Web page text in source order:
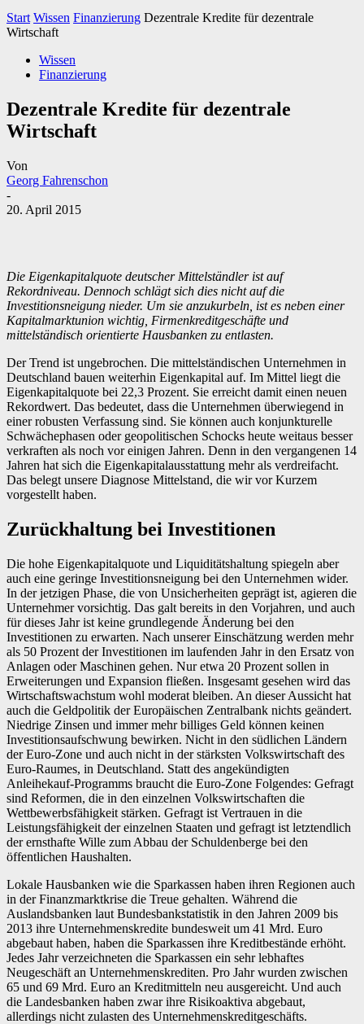
Start Wissen Finanzierung Dezentrale Kredite für dezentrale
Wirtschaft
Wissen
Finanzierung
Dezentrale Kredite für dezentrale
Wirtschaft
Von
Georg Fahrenschon
-
20. April 2015
Die Eigenkapitalquote deutscher Mittelständler ist auf
Rekordniveau. Dennoch schlägt sich dies nicht auf die
Investitionsneigung nieder. Um sie anzukurbeln, ist es neben einer
Kapitalmarktunion wichtig, Firmenkreditgeschäfte und
mittelständisch orientierte Hausbanken zu entlasten.
Der Trend ist ungebrochen. Die mittelständischen Unternehmen in
Deutschland bauen weiterhin Eigenkapital auf. Im Mittel liegt die
Eigenkapitalquote bei 22,3 Prozent. Sie erreicht damit einen neuen
Rekordwert. Das bedeutet, dass die Unternehmen überwiegend in
einer robusten Verfassung sind. Sie können auch konjunkturelle
Schwächephasen oder geopolitischen Schocks heute weitaus besser
verkraften als noch vor einigen Jahren. Denn in den vergangenen 14
Jahren hat sich die Eigenkapitalausstattung mehr als verdreifacht.
Das belegt unsere Diagnose Mittelstand, die wir vor Kurzem
vorgestellt haben.
Zurückhaltung bei Investitionen
Die hohe Eigenkapitalquote und Liquiditätshaltung spiegeln aber
auch eine geringe Investitionsneigung bei den Unternehmen wider.
In der jetzigen Phase, die von Unsicherheiten geprägt ist, agieren die
Unternehmer vorsichtig. Das galt bereits in den Vorjahren, und auch
für dieses Jahr ist keine grundlegende Änderung bei den
Investitionen zu erwarten. Nach unserer Einschätzung werden mehr
als 50 Prozent der Investitionen im laufenden Jahr in den Ersatz von
Anlagen oder Maschinen gehen. Nur etwa 20 Prozent sollen in
Erweiterungen und Expansion fließen. Insgesamt gesehen wird das
Wirtschaftswachstum wohl moderat bleiben. An dieser Aussicht hat
auch die Geldpolitik der Europäischen Zentralbank nichts geändert.
Niedrige Zinsen und immer mehr billiges Geld können keinen
Investitionsaufschwung bewirken. Nicht in den südlichen Ländern
der Euro-Zone und auch nicht in der stärksten Volkswirtschaft des
Euro-Raumes, in Deutschland. Statt des angekündigten
Anleihekauf-Programms braucht die Euro-Zone Folgendes: Gefragt
sind Reformen, die in den einzelnen Volkswirtschaften die
Wettbewerbsfähigkeit stärken. Gefragt ist Vertrauen in die
Leistungsfähigkeit der einzelnen Staaten und gefragt ist letztendlich
der ernsthafte Wille zum Abbau der Schuldenberge bei den
öffentlichen Haushalten.
Lokale Hausbanken wie die Sparkassen haben ihren Regionen auch
in der Finanzmarktkrise die Treue gehalten. Während die
Auslandsbanken laut Bundesbankstatistik in den Jahren 2009 bis
2013 ihre Unternehmenskredite bundesweit um 41 Mrd. Euro
abgebaut haben, haben die Sparkassen ihre Kreditbestände erhöht.
Jedes Jahr verzeichneten die Sparkassen ein sehr lebhaftes
Neugeschäft an Unternehmenskrediten. Pro Jahr wurden zwischen
65 und 69 Mrd. Euro an Kreditmitteln neu ausgereicht. Und auch
die Landesbanken haben zwar ihre Risikoaktiva abgebaut,
allerdings nicht zulasten des Unternehmenskreditgeschäfts.